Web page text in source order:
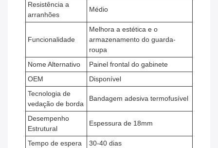
Resistência a
arranhões
Médio
Funcionalidade
Melhora a estética e o
armazenamento do guarda-
roupa
Nome Alternativo
Painel frontal do gabinete
OEM
Disponível
Tecnologia de
vedação de borda
Bandagem adesiva termofusível
Desempenho
Estrutural
Espessura de 18mm
Tempo de espera 30-40 dias